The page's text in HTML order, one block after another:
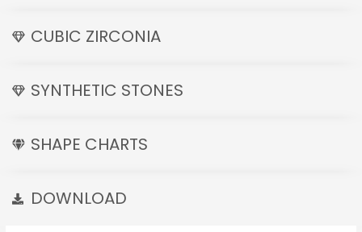
CUBIC ZIRCONIA
SYNTHETIC STONES
SHAPE CHARTS
DOWNLOAD